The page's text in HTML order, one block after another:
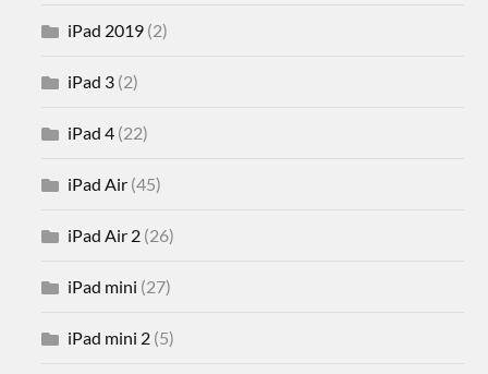
iPad 2019 (2)
iPad 3 (2)
iPad 4 (22)
iPad Air (45)
iPad Air 2 (26)
iPad mini (27)
iPad mini 2 (5)